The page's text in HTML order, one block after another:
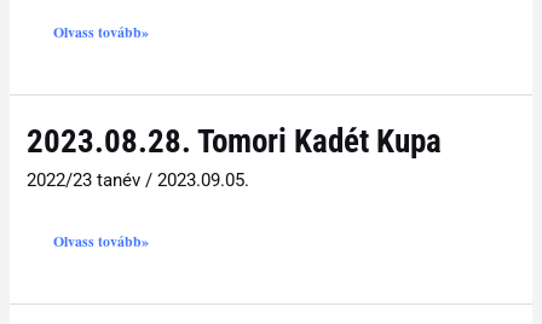
Olvass tovább»
2023.08.28. Tomori Kadét Kupa
2022/23 tanév /2023.09.05.
2023.08.28.
Tomori
Kadét
Olvass tovább»